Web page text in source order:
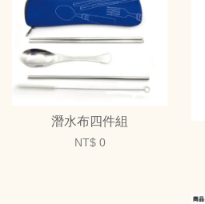
潛水布四件組
NT$ 0